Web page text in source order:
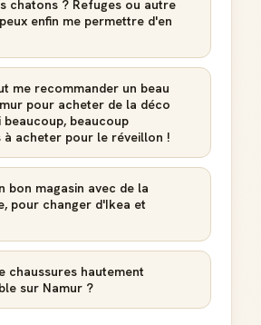
chatons ? Refuges ou autre
enfin me permettre d'en
me recommander un beau
pour acheter de la déco
beaucoup, beaucoup
à acheter pour le réveillon !
bon magasin avec de la
pour changer d'Ikea et
chaussures hautement
sur Namur ?